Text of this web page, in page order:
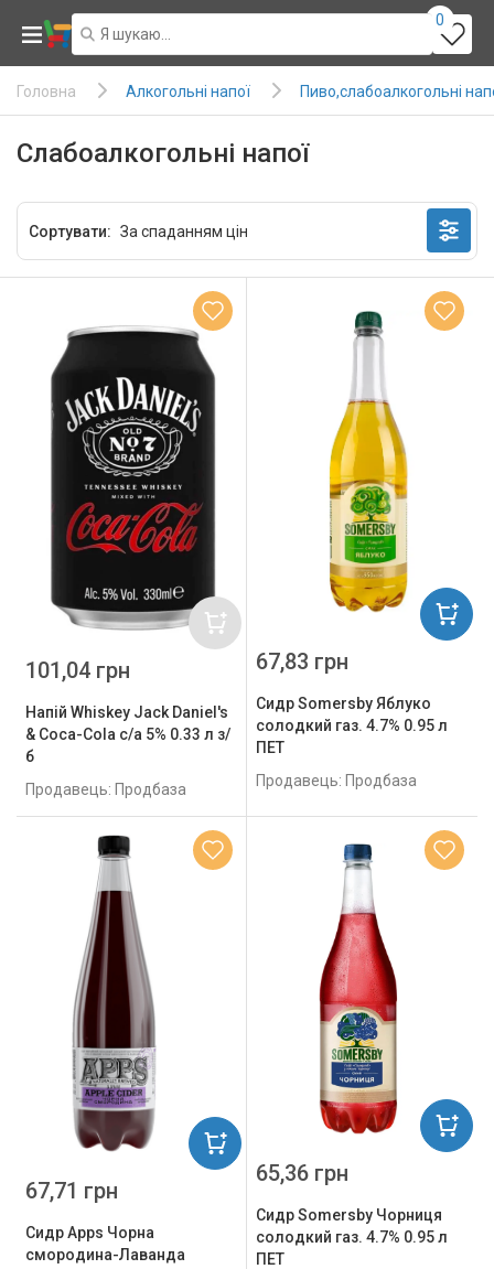
0
Головна Алкогольні напої Пиво,слабоалкогольні
Слабоалкогольні напої
Сортувати:
Напій Whiskey Jack Daniel's
& Coca-Cola с/а 5% 0.33 л з/
б
Продавець: Продбаза
101,04 грн
Сидр Somersby Яблуко
солодкий газ. 4.7% 0.95 л
ПЕТ
Продавець: Продбаза
67,83 грн
Сидр Apps Чорна
смородина-Лаванда
67,71 грн
Сидр Somersby Чорниця
солодкий газ. 4.7% 0.95 л
ПЕТ
65,36 грн